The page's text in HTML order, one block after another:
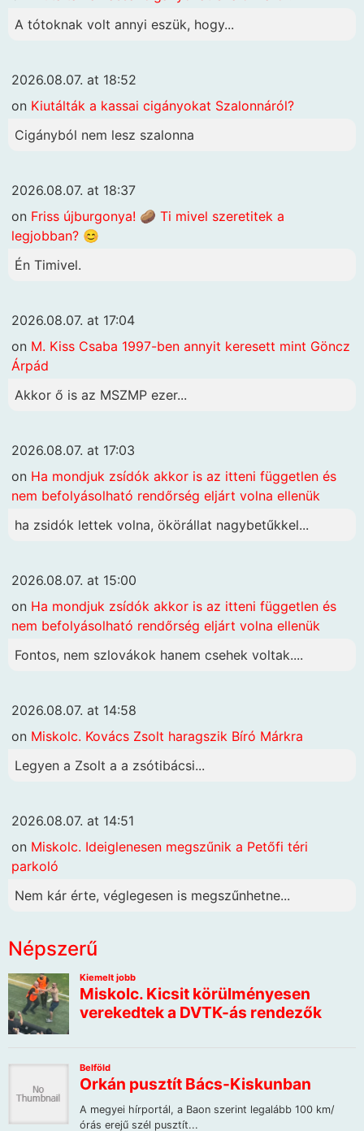
A tótoknak volt annyi eszük, hogy...
2026.08.07. at 18:52
on Kiutálták a kassai cigányokat Szalonnáról?
Cigányból nem lesz szalonna
2026.08.07. at 18:37
on Friss újburgonya! 🥔 Ti mivel szeretitek a
legjobban? 😊
Én Timivel.
2026.08.07. at 17:04
on M. Kiss Csaba 1997-ben annyit keresett mint Göncz
Árpád
Akkor ő is az MSZMP ezer...
2026.08.07. at 17:03
on Ha mondjuk zsídók akkor is az itteni független és
nem befolyásolható rendőrség eljárt volna ellenük
ha zsidók lettek volna, ökörállat nagybetűkkel...
2026.08.07. at 15:00
on Ha mondjuk zsídók akkor is az itteni független és
nem befolyásolható rendőrség eljárt volna ellenük
Fontos, nem szlovákok hanem csehek voltak....
2026.08.07. at 14:58
on Miskolc. Kovács Zsolt haragszik Bíró Márkra
Legyen a Zsolt a a zsótibácsi...
2026.08.07. at 14:51
on Miskolc. Ideiglenesen megszűnik a Petőfi téri
parkoló
Nem kár érte, véglegesen is megszűnhetne...
Népszerű